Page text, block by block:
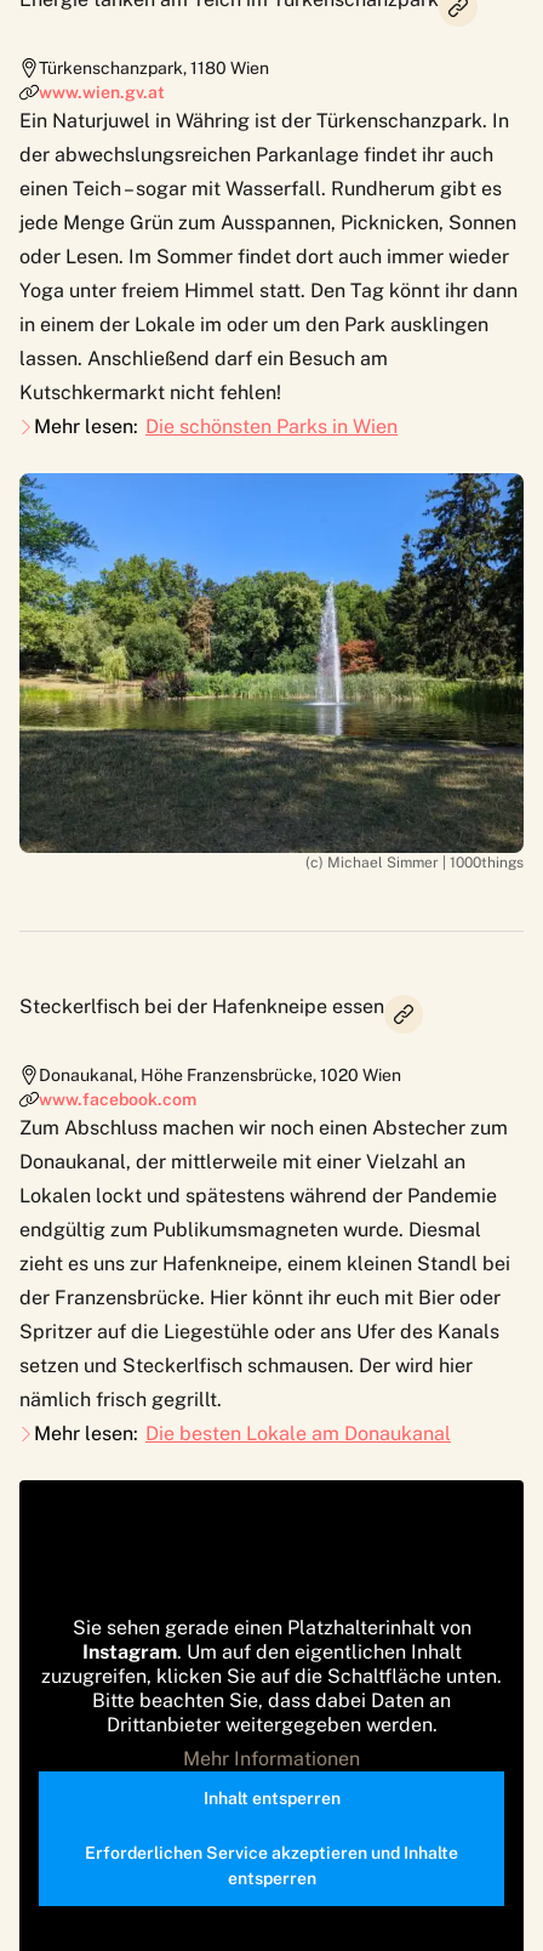
Türkenschanzpark,1180 Wien
www.wien.gv.at
Ein Naturjuwel in Währing ist der Türkenschanzpark. In
der abwechslungsreichen Parkanlage findet ihr auch
einen Teich – sogar mit Wasserfall. Rundherum gibt es
jede Menge Grün zum Ausspannen, Picknicken, Sonnen
oder Lesen. Im Sommer findet dort auch immer wieder
Yoga unter freiem Himmel statt. Den Tag könnt ihr dann
in einem der Lokale im oder um den Park ausklingen
lassen. Anschließend darf ein Besuch am
Kutschkermarkt nicht fehlen!
Mehr lesen: Die schönsten Parks in Wien
(c) Michael Simmer | 1000things
Steckerlfisch bei der Hafenkneipe essen
Donaukanal, Höhe Franzensbrücke,1020 Wien
www.facebook.com
Zum Abschluss machen wir noch einen Abstecher zum
Donaukanal, der mittlerweile mit einer Vielzahl an
Lokalen lockt und spätestens während der Pandemie
endgültig zum Publikumsmagneten wurde. Diesmal
zieht es uns zur Hafenkneipe, einem kleinen Standl bei
der Franzensbrücke. Hier könnt ihr euch mit Bier oder
Spritzer auf die Liegestühle oder ans Ufer des Kanals
setzen und Steckerlfisch schmausen. Der wird hier
nämlich frisch gegrillt.
Mehr lesen: Die besten Lokale am Donaukanal
Sie sehen gerade einen Platzhalterinhalt von
Instagram. Um auf den eigentlichen Inhalt
zuzugreifen, klicken Sie auf die Schaltfläche unten.
Bitte beachten Sie, dass dabei Daten an
Drittanbieter weitergegeben werden.
Mehr Informationen
Inhalt entsperren
Erforderlichen Service akzeptieren und Inhalte
entsperren